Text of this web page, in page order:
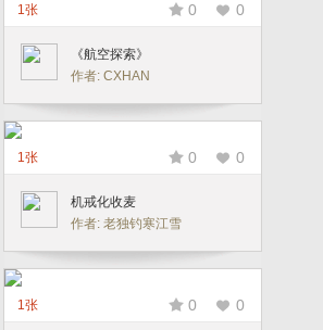
1张 0 0
《航空探索》
作者: CXHAN
1张 0 0
机戒化收麦
作者: 老独钓寒江雪
1张 0 0